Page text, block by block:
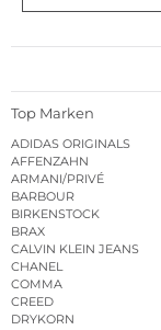
Top Marken
ADIDAS ORIGINALS
AFFENZAHN
ARMANI/PRIVÉ
BARBOUR
BIRKENSTOCK
BRAX
CALVIN KLEIN JEANS
CHANEL
COMMA
CREED
DRYKORN